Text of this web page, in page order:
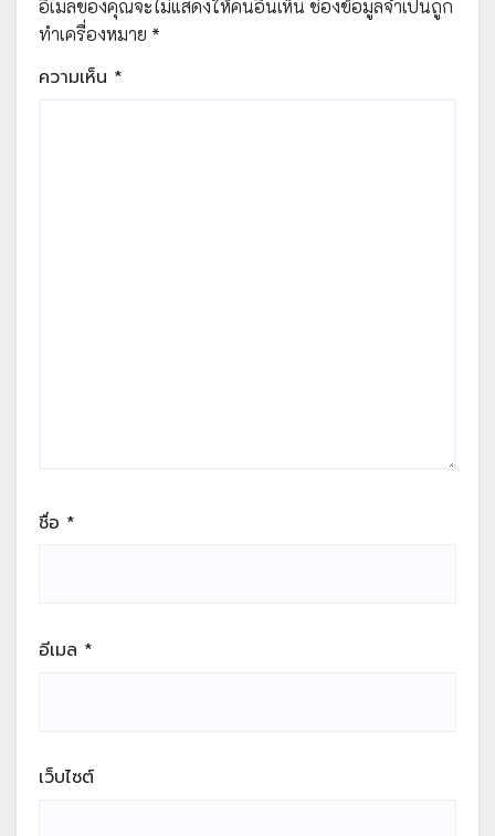
อีเมลของคุณจะไม่แสดงให้คนอื่นเห็น ช่องข้อมูลจำเป็นถูก
ทำเครื่องหมาย *
ความเห็น *
ชื่อ *
อีเมล *
เว็บไซต์